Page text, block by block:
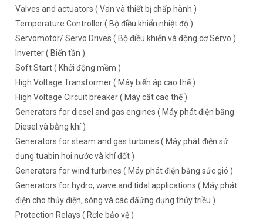
Valves and actuators ( Van và thiết bị chấp hành )
Temperature Controller ( Bộ điều khiển nhiệt độ )
Servomotor/ Servo Drives ( Bộ điều khiển và động cơ Servo )
Inverter ( Biến tần )
Soft Start ( Khởi động mềm )
High Voltage Transformer ( Máy biến áp cao thế )
High Voltage Circuit breaker ( Máy cắt cao thế )
Generators for diesel and gas engines ( Máy phát điện bằng
Diesel và bằng khí )
Generators for steam and gas turbines ( Máy phát điện sử
dụng tuabin hơi nước và khí đốt )
Generators for wind turbines ( Máy phát điện bằng sức gió )
Generators for hydro, wave and tidal applications ( Máy phát
điện cho thủy điện, sóng và các đấứng dụng thủy triều )
Protection Relays ( Rơle bảo vệ )